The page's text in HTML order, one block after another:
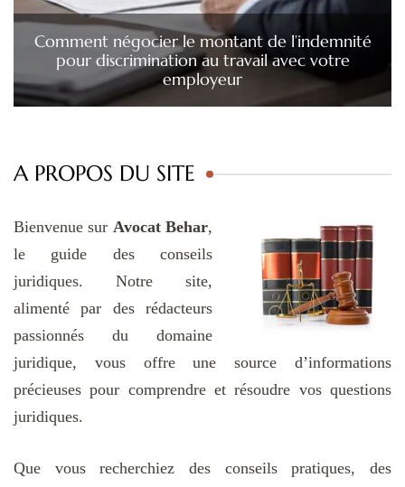
Comment négocier le montant de l’indemnité
pour discrimination au travail avec votre
employeur
A PROPOS DU SITE
Bienvenue sur Avocat Behar,
le guide des conseils
juridiques. Notre site,
alimenté par des rédacteurs
passionnés du domaine
juridique, vous offre une source d’informations
précieuses pour comprendre et résoudre vos questions
juridiques.
Que vous recherchiez des conseils pratiques, des